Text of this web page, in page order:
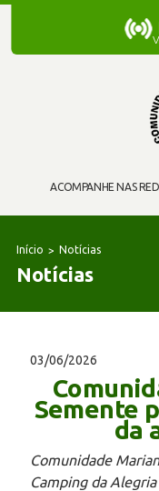
ACOMPANHE NAS
Início Notícias
Notícias
03/06/2026
Semente
da
Comunidade
Camping da